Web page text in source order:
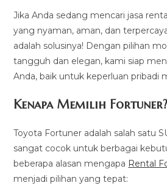
Jika Anda sedang mencari jasa
yang nyaman, aman, dan
adalah solusinya! Dengan pilihan
tangguh dan elegan, kami siap
Anda, baik untuk keperluan pribadi
Kenapa Memilih Fortuner?
Toyota Fortuner adalah salah satu
sangat cocok untuk berbagai
beberapa alasan mengapa Rental
menjadi pilihan yang tepat: